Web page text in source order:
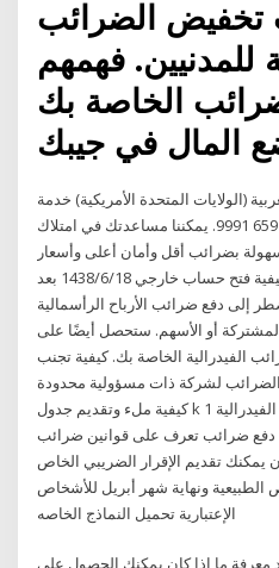
تخفيض الضرائب
للمدنيين. فهمهم
الخاصة بك
(الولايات المتحدة الأمريكية) خدمة
العملاء: +852 5804 3919 أو +65 6591 9991. يمكننا مساعدتك في امتلاك
بضرائب أقل وأمان أعلى وأسعار
فائدة أفضل. يرجى اكتشاف كيفية فتح حساب خارجي 18‏‏/6‏‏/1438 بعد
إلى دفع ضرائب الأرباح الرأسمالية
أو الأسهم. ستحصل أيضًا على
الفيدرالية الخاصة بك. كيفية تجنب
الضرائب لشركة ذات مسؤولية محدودة
كيفية ملء وتقديم جدول k 1 كيفية الحصول على معرف الضريبة الفيدرالية
دفع ضرائب تعرف على قوانين ضرائب
يمكنك تقديم الإقرار الضريبي الخاص
ونهاية شهر أبريل للأشخاص
الإعتبارية تحميل النماذج الخاصه
معرفة ما إذا كان يمكنك الحصول على